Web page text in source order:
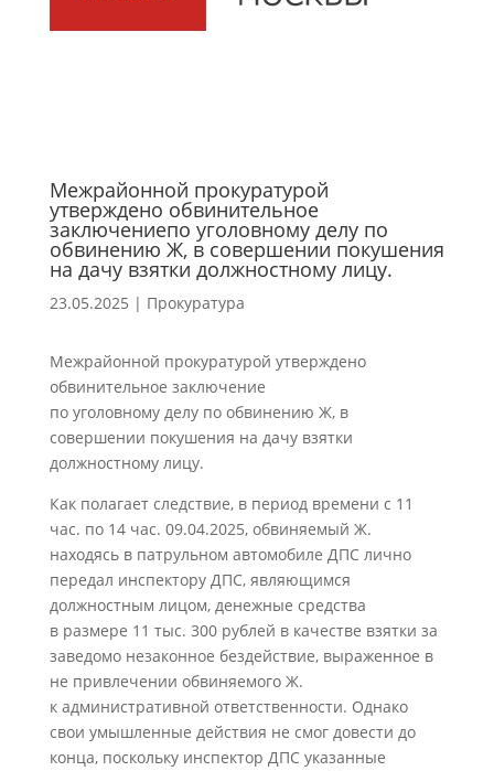
Межрайонной прокуратурой
утверждено обвинительное
заключениепо уголовному делу по
обвинению Ж, в совершении покушения
на дачу взятки должностному лицу.
23.05.2025 | Прокуратура
Межрайонной прокуратурой утверждено
обвинительное заключение
по уголовному делу по обвинению Ж, в
совершении покушения на дачу взятки
должностному лицу.
Как полагает следствие, в период времени с 11
час. по 14 час. 09.04.2025, обвиняемый Ж.
находясь в патрульном автомобиле ДПС лично
передал инспектору ДПС, являющимся
должностным лицом, денежные средства
в размере 11 тыс. 300 рублей в качестве взятки за
заведомо незаконное бездействие, выраженное в
не привлечении обвиняемого Ж.
к административной ответственности. Однако
свои умышленные действия не смог довести до
конца, поскольку инспектор ДПС указанные